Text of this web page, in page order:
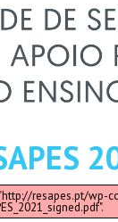
resapes.pt/